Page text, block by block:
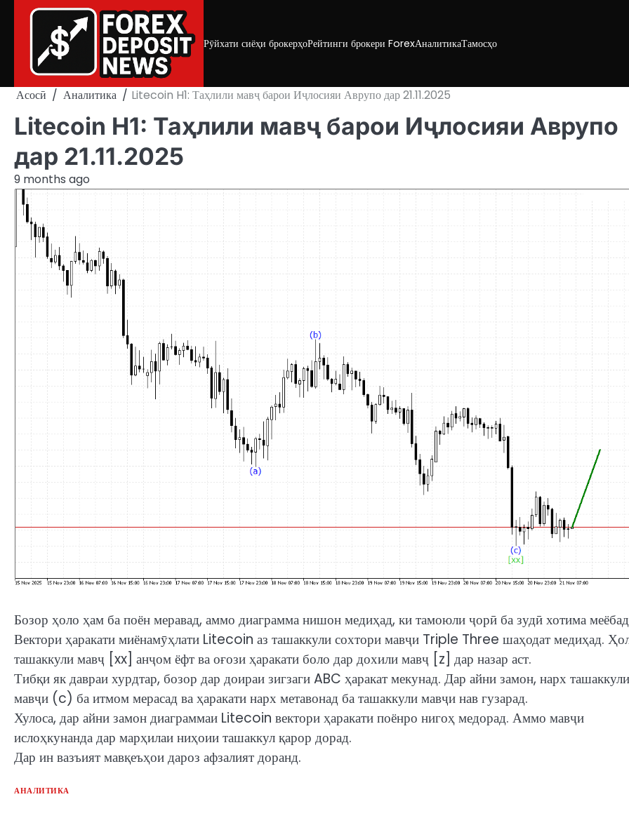
Рӯйхати сиёҳи брокерҳоРейтинги брокери ForexАналитикаТамосҳо
Асосӣ Аналитика Litecoin H1: Таҳлили мавҷ барои Иҷлосияи Аврупо дар 21.11.2025
Litecoin H1: Таҳлили мавҷ барои Иҷлосияи Аврупо
дар 21.11.2025
9 months ago
Бозор ҳоло ҳам ба поён меравад, аммо диаграмма нишон медиҳад, ки тамоюли ҷорӣ ба зудӣ хотима
Вектори ҳаракати миёнамӯҳлати Litecoin аз ташаккули сохтори мавҷи Triple Three шаҳодат медиҳад.
ташаккули мавҷ [xx] анҷом ёфт ва оғози ҳаракати боло дар дохили мавҷ [z] дар назар аст.
Тибқи як давраи хурдтар, бозор дар доираи зигзаги ABC ҳаракат мекунад. Дар айни замон, нарх ташаккули
мавҷи (c) ба итмом мерасад ва ҳаракати нарх метавонад ба ташаккули мавҷи нав гузарад.
Хулоса, дар айни замон диаграммаи Litecoin вектори ҳаракати поёнро нигоҳ медорад. Аммо мавҷи
ислоҳкунанда дар марҳилаи ниҳоии ташаккул қарор дорад.
Дар ин вазъият мавқеъҳои дароз афзалият доранд.
АНАЛИТИКА